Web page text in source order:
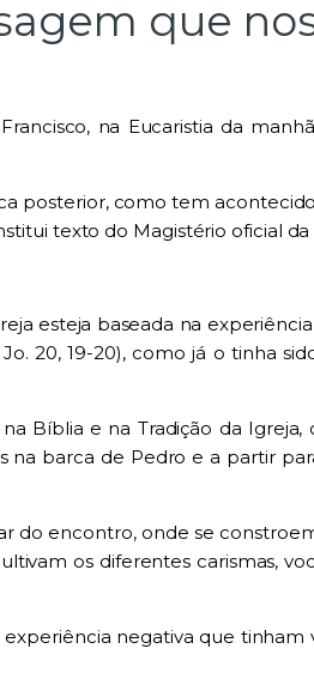
que
na Eucaristia da m
posterior, como tem
texto do Magistério oficial da
esteja baseada na experi
Jo. 20, 19-20), como já o tinha
na Bíblia e na Tradição da Igreja,
na barca de Pedro e a partir
do encontro,onde se
os diferentes carismas,
riência negativa que tinham